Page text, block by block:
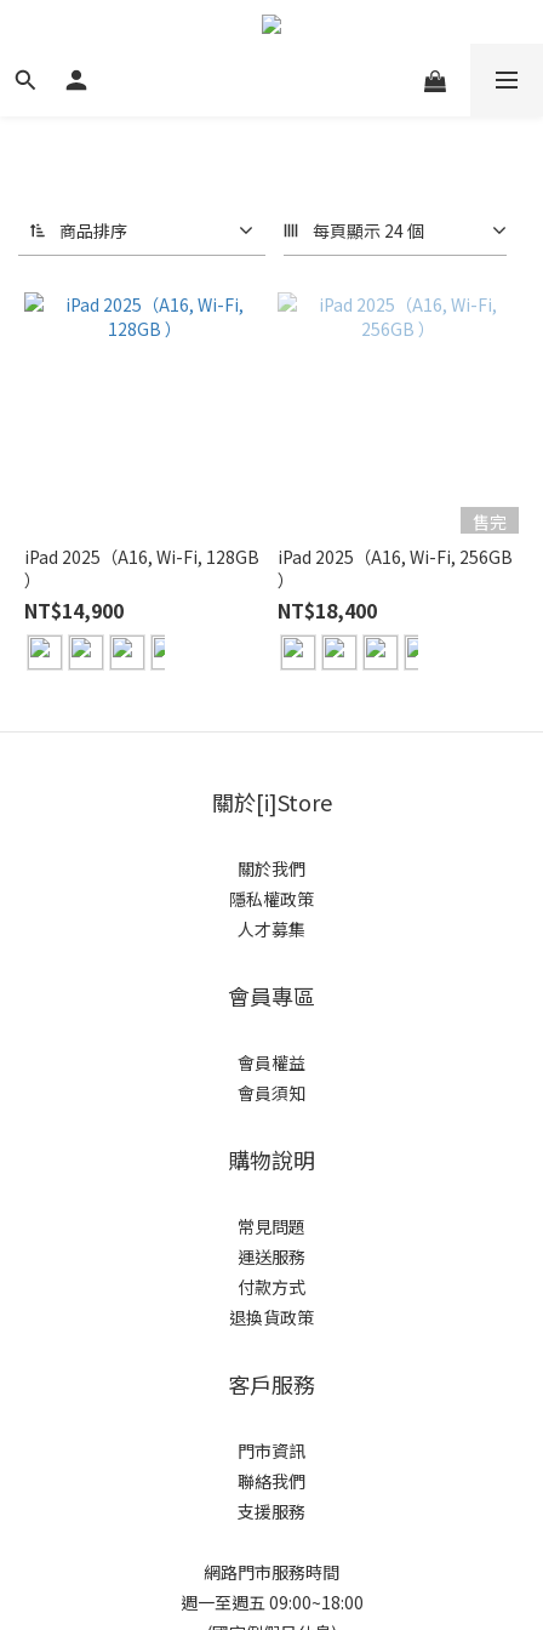
商品排序 每頁顯示 24 個
iPad 2025（A16, Wi-Fi, 128GB
）
NT$14,900
售完
iPad 2025（A16, Wi-Fi, 256GB
）
NT$18,400
關於[i]Store
關於我們
隱私權政策
人才募集
會員專區
會員權益
會員須知
購物說明
常見問題
運送服務
付款方式
退換貨政策
客戶服務
門市資訊
聯絡我們
支援服務
網路門市服務時間
週一至週五 09:00~18:00